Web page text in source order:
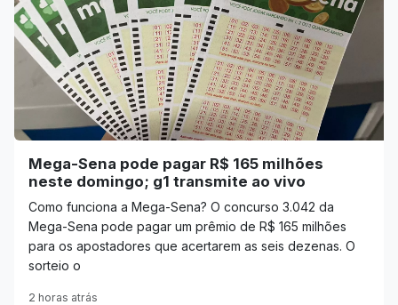
Mega-Sena pode pagar R$ 165 milhões
neste domingo; g1 transmite ao vivo
Como funciona a Mega-Sena? O concurso 3.042 da
Mega-Sena pode pagar um prêmio de R$ 165 milhões
para os apostadores que acertarem as seis dezenas. O
sorteio o
2 horas atrás